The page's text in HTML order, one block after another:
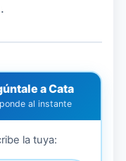
a Cata
al instante
la tuya: